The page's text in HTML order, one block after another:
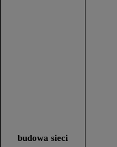
budowa sieci